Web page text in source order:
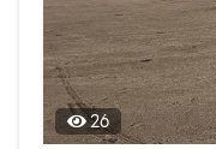
26